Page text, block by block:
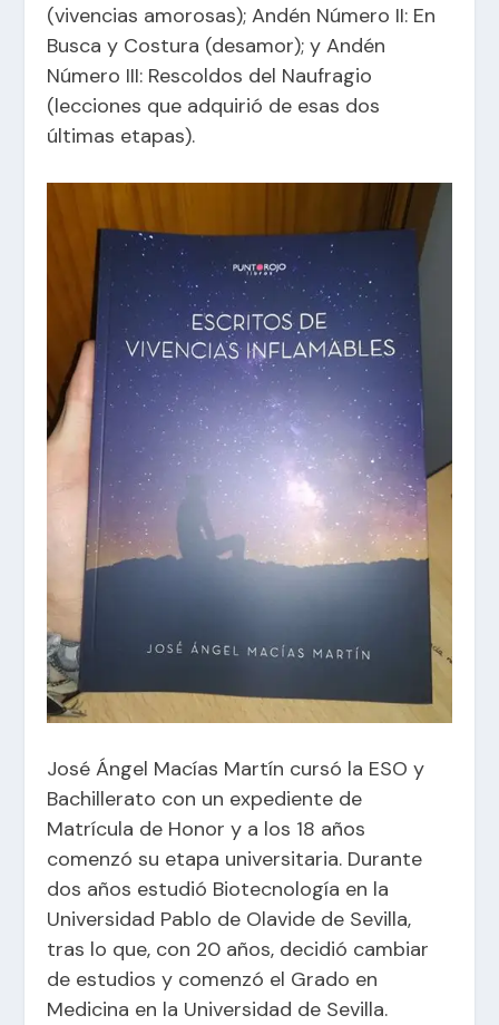
(vivencias amorosas); Andén Número II: En
Busca y Costura (desamor); y Andén
Número III: Rescoldos del Naufragio
(lecciones que adquirió de esas dos
últimas etapas).
José Ángel Macías Martín cursó la ESO y
Bachillerato con un expediente de
Matrícula de Honor y a los 18 años
comenzó su etapa universitaria. Durante
dos años estudió Biotecnología en la
Universidad Pablo de Olavide de Sevilla,
tras lo que, con 20 años, decidió cambiar
de estudios y comenzó el Grado en
Medicina en la Universidad de Sevilla.